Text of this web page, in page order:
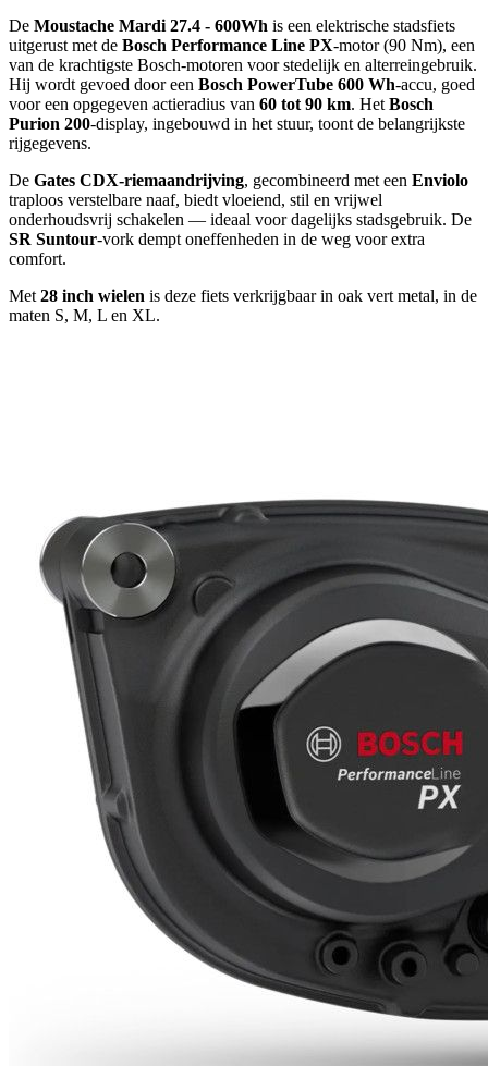
De Moustache Mardi 27.4 - 600Wh is een elektrische stadsfiets
uitgerust met de Bosch Performance Line PX-motor (90 Nm), een
van de krachtigste Bosch-motoren voor stedelijk en alterreingebruik.
Hij wordt gevoed door een Bosch PowerTube 600 Wh-accu, goed
voor een opgegeven actieradius van 60 tot 90 km. Het Bosch
Purion 200-display, ingebouwd in het stuur, toont de belangrijkste
rijgegevens.
De Gates CDX-riemaandrijving, gecombineerd met een Enviolo
traploos verstelbare naaf, biedt vloeiend, stil en vrijwel
onderhoudsvrij schakelen — ideaal voor dagelijks stadsgebruik. De
SR Suntour-vork dempt oneffenheden in de weg voor extra
comfort.
Met 28 inch wielen is deze fiets verkrijgbaar in oak vert metal, in de
maten S, M, L en XL.